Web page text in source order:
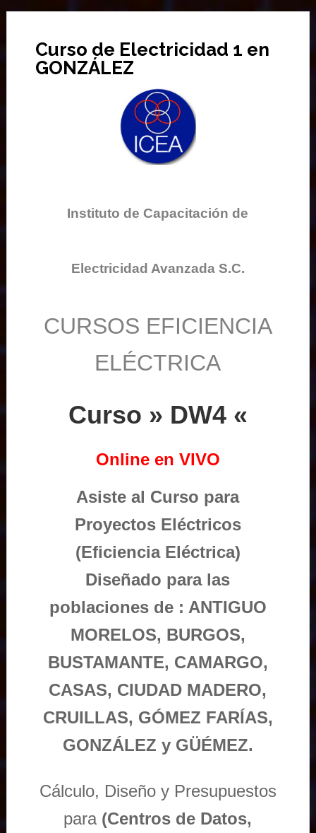
Curso de Electricidad 1 en
GONZÁLEZ
Instituto de Capacitación de
Electricidad Avanzada S.C.
CURSOS EFICIENCIA
ELÉCTRICA
Curso » DW4 «
Online en VIVO
Asiste al Curso para
Proyectos Eléctricos
(Eficiencia Eléctrica)
Diseñado para las
poblaciones de : ANTIGUO
MORELOS, BURGOS,
BUSTAMANTE, CAMARGO,
CASAS, CIUDAD MADERO,
CRUILLAS, GÓMEZ FARÍAS,
GONZÁLEZ y GÜÉMEZ.
Cálculo, Diseño y Presupuestos
para (Centros de Datos,